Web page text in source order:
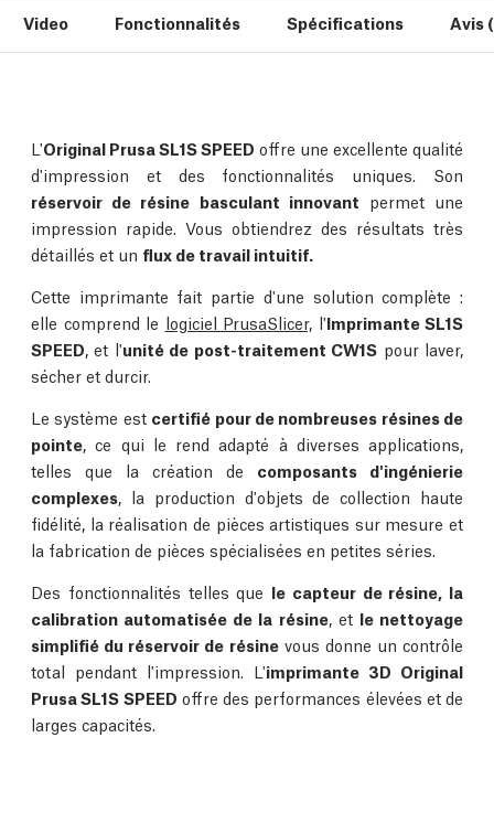
Video Fonctionnalités Spécifications Avis
L'Original Prusa SL1S SPEED offre une excellente qualité
d'impression et des fonctionnalités uniques. Son
réservoir de résine basculant innovant permet une
impression rapide. Vous obtiendrez des résultats très
détaillés et un flux de travail intuitif.
Cette imprimante fait partie d'une solution complète :
elle comprend le logiciel PrusaSlicer, l'Imprimante SL1S
SPEED, et l'unité de post-traitement CW1S pour laver,
sécher et durcir.
Le système est certifié pour de nombreuses résines de
pointe, ce qui le rend adapté à diverses applications,
telles que la création de composants d'ingénierie
complexes, la production d'objets de collection haute
fidélité, la réalisation de pièces artistiques sur mesure et
la fabrication de pièces spécialisées en petites séries.
Des fonctionnalités telles que le capteur de résine, la
calibration automatisée de la résine, et le nettoyage
simplifié du réservoir de résinevous donne un contrôle
total pendant l'impression. L'imprimante 3D Original
Prusa SL1S SPEED offre des performances élevées et de
larges capacités.